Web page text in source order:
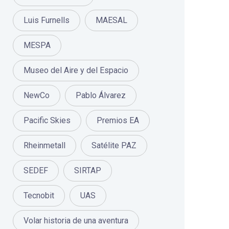
Luis Furnells MAESAL
MESPA
Museo del Aire y del Espacio
NewCo Pablo Álvarez
Pacific Skies Premios EA
Rheinmetall Satélite PAZ
SEDEF SIRTAP
Tecnobit UAS
Volar historia de una aventura